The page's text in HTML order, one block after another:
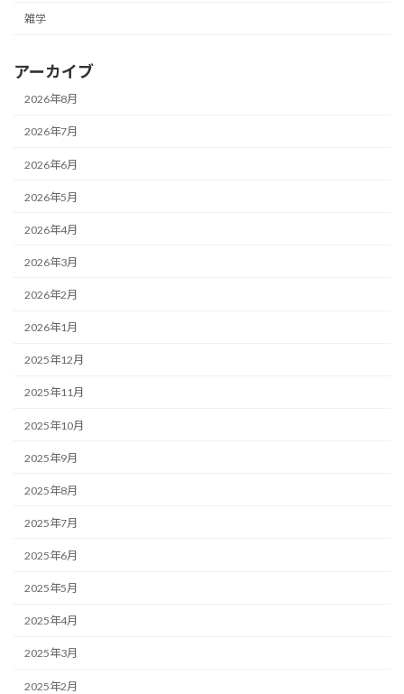
雑学
アーカイブ
2026年8月
2026年7月
2026年6月
2026年5月
2026年4月
2026年3月
2026年2月
2026年1月
2025年12月
2025年11月
2025年10月
2025年9月
2025年8月
2025年7月
2025年6月
2025年5月
2025年4月
2025年3月
2025年2月